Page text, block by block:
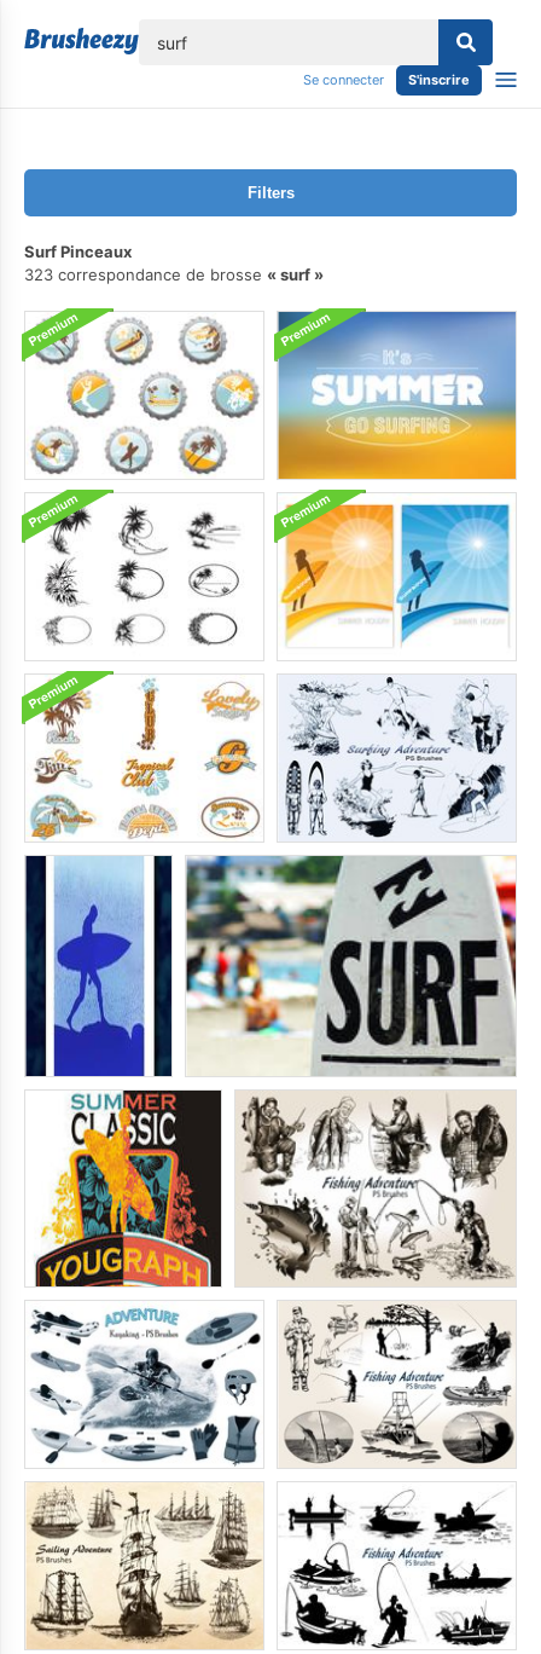
Se connecter S'inscrire
Filters
Surf Pinceaux
323 correspondance de brosse
surf